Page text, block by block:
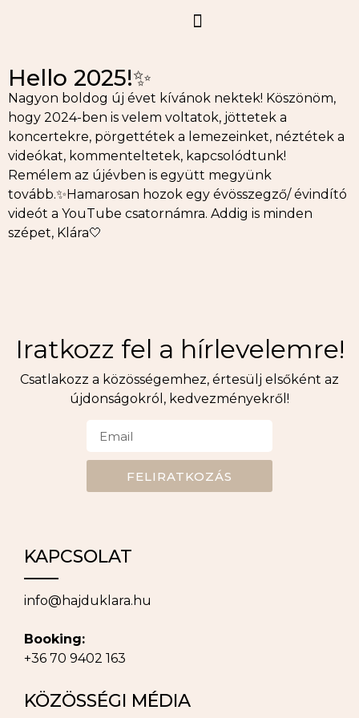
Hello 2025!✨
Nagyon boldog új évet kívánok nektek! Köszönöm,
hogy 2024-ben is velem voltatok, jöttetek a
koncertekre, pörgettétek a lemezeinket, néztétek a
videókat, kommenteltetek, kapcsolódtunk!
Remélem az újévben is együtt megyünk
tovább.✨Hamarosan hozok egy évösszegző/ évindító
videót a YouTube csatornámra. Addig is minden
szépet, Klára🤍
Iratkozz fel a hírlevelemre!
Csatlakozz a közösségemhez, értesülj elsőként az
újdonságokról, kedvezményekről!
FELIRATKOZÁS
KAPCSOLAT
info@hajduklara.hu
Booking:
+36 70 9402 163
KÖZÖSSÉGI MÉDIA